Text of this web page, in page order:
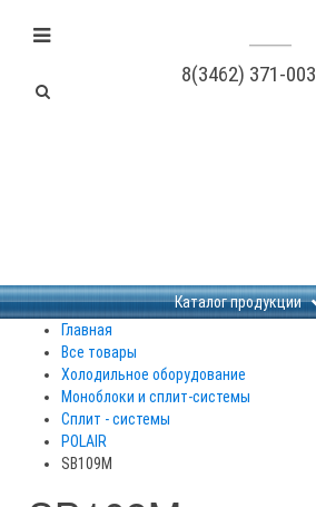
8(3462) 371-003
Каталог продукции
Главная
Все товары
Холодильное оборудование
Моноблоки и сплит-системы
Сплит - системы
POLAIR
SB109M